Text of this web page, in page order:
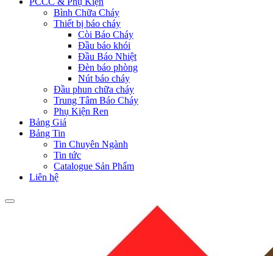
Bình Chữa Cháy
Thiết bị báo cháy
Còi Báo Cháy
Đầu báo khói
Đầu Báo Nhiệt
Đèn báo phòng
Nút báo cháy
Đầu phun chữa cháy
Trung Tâm Báo Cháy
Phụ Kiện Ren
Bảng Giá
Bảng Tin
Tin Chuyên Ngành
Tin tức
Catalogue Sản Phẩm
Liên hệ